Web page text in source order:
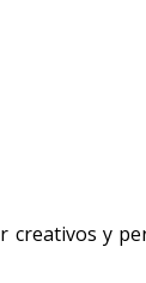
creativos y